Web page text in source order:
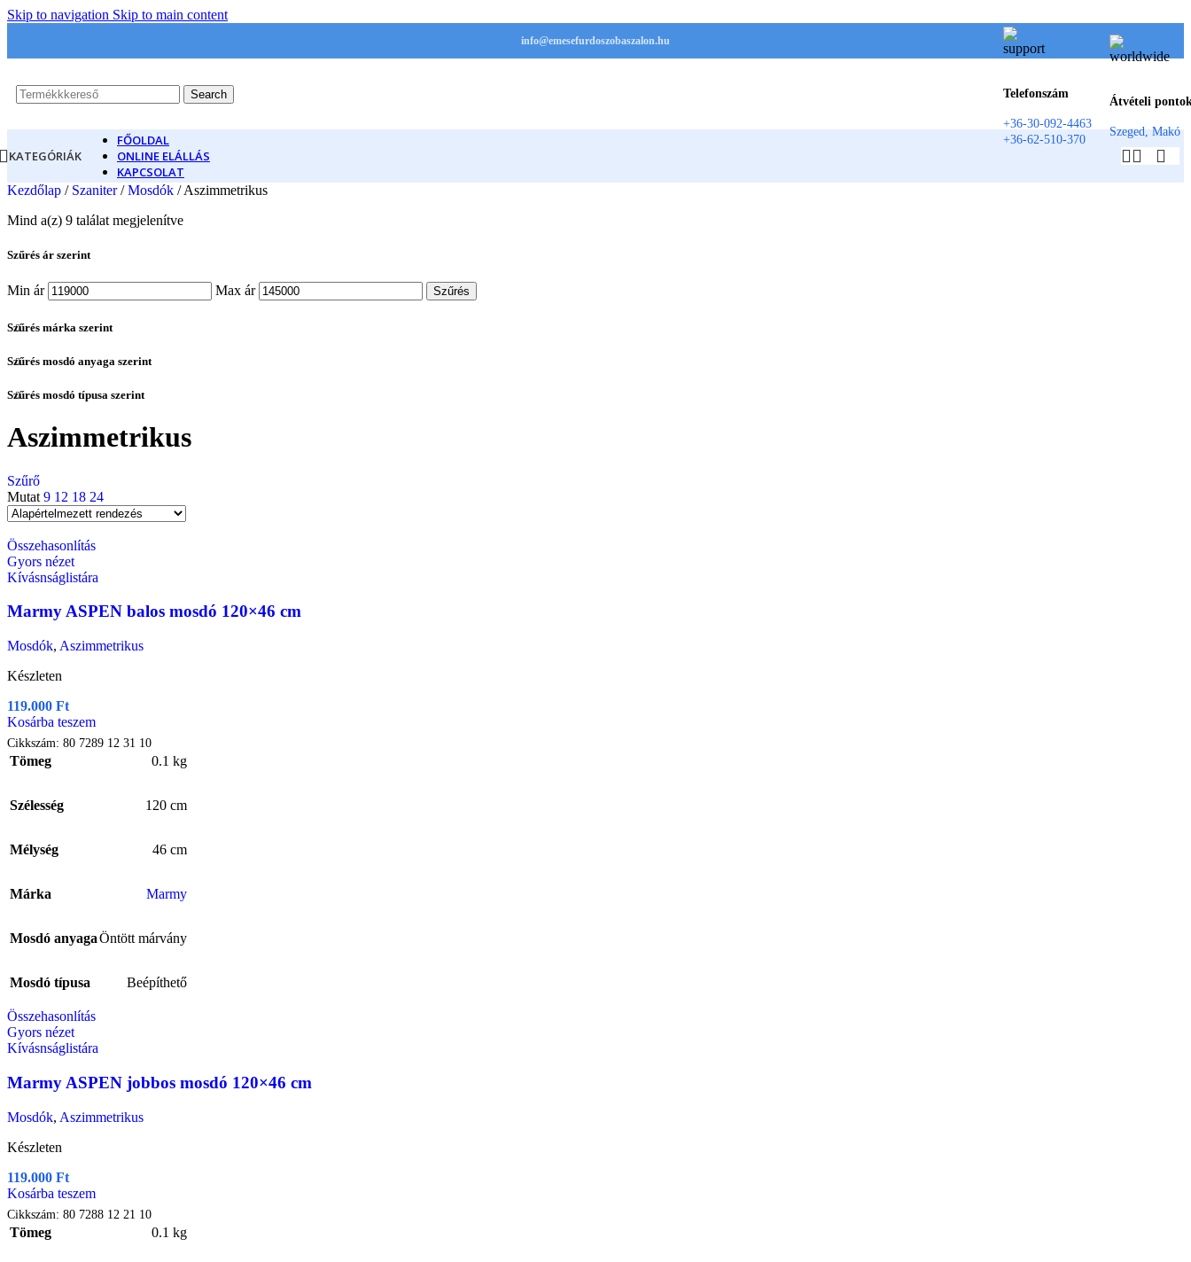
Skip to navigation Skip to main content
info@emesefurdoszobaszalon.hu
Search Telefonszám
+36-30-092-4463
+36-62-510-370
Átvételi
Szeged, Makó
KATEGÓRIÁK
FŐOLDAL
ONLINE ELÁLLÁS
KAPCSOLAT
Kezdőlap / Szaniter/ Mosdók / Aszimmetrikus
Mind a(z) 9 találat megjelenítve
Szűrés ár szerint
Min ár Max ár Szűrés
Szűrés márka szerint
Szűrés mosdó anyaga szerint
Szűrés mosdó típusa szerint
Aszimmetrikus
Szűrő
Mutat 9 12 18 24
Összehasonlítás
Gyors nézet
Kívásnságlistára
Marmy ASPEN balos mosdó 120×46 cm
Mosdók, Aszimmetrikus
Készleten
119.000 Ft
Kosárba teszem
Cikkszám: 80 7289 12 31 10
Tömeg 0.1 kg
Szélesség 120 cm
Mélység 46 cm
Márka Marmy
Mosdó anyagaÖntött márvány
Mosdó típusa Beépíthető
Összehasonlítás
Gyors nézet
Kívásnságlistára
Marmy ASPEN jobbos mosdó 120×46 cm
Mosdók, Aszimmetrikus
Készleten
119.000 Ft
Kosárba teszem
Cikkszám: 80 7288 12 21 10
Tömeg 0.1 kg